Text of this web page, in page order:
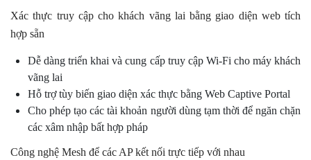
Xác thực truy cập cho khách vãng lai bằng giao diện web tích
hợp sẵn
Dễ dàng triển khai và cung cấp truy cập Wi-Fi cho máy khách
vãng lai
Hỗ trợ tùy biến giao diện xác thực bằng Web Captive Portal
Cho phép tạo các tài khoản người dùng tạm thời để ngăn chặn
các xâm nhập bất hợp pháp
Công nghệ Mesh để các AP kết nối trực tiếp với nhau